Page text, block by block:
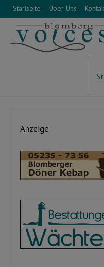
Startseite Über Uns
Anzeige